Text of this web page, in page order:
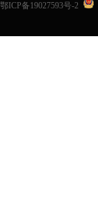
鄂ICP备19027593号-2